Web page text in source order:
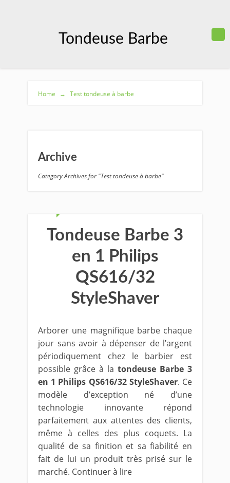
Tondeuse Barbe
Home → Test tondeuse à barbe
Archive
Category Archives for "Test tondeuse à barbe"
Tondeuse Barbe 3
en 1 Philips
QS616/32
StyleShaver
Arborer une magnifique barbe chaque
jour sans avoir à dépenser de l’argent
périodiquement chez le barbier est
possible grâce à la tondeuse Barbe 3
en 1 Philips QS616/32 StyleShaver. Ce
modèle d’exception né d’une
technologie innovante répond
parfaitement aux attentes des clients,
même à celles des plus coquets. La
qualité de sa finition et sa fiabilité en
fait de lui un produit très prisé sur le
marché. Continuer à lire